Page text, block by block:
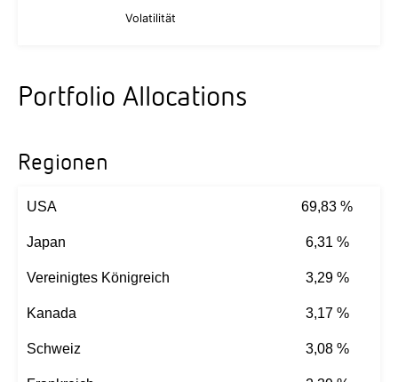
Portfolio Allocations
Regionen
USA 69,83 %
Japan 6,31 %
Vereinigtes Königreich 3,29 %
Kanada 3,17 %
Schweiz 3,08 %